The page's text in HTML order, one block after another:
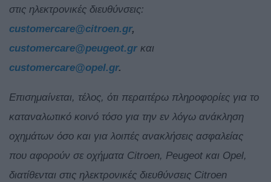
στις ηλεκτρονικές διευθύνσεις:
customercare@citroen.gr,
customercare@peugeot.gr και
customercare@opel.gr.
Επισημαίνεται, τέλος, ότι περαιτέρω πληροφορίες για το
καταναλωτικό κοινό τόσο για την εν λόγω ανάκληση
οχημάτων όσο και για λοιπές ανακλήσεις ασφαλείας
που αφορούν σε οχήματα Citroen, Peugeot και Opel,
διατίθενται στις ηλεκτρονικές διευθύνσεις Citroen